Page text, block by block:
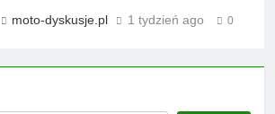
moto-dyskusje.pl 1 tydzień ago 0